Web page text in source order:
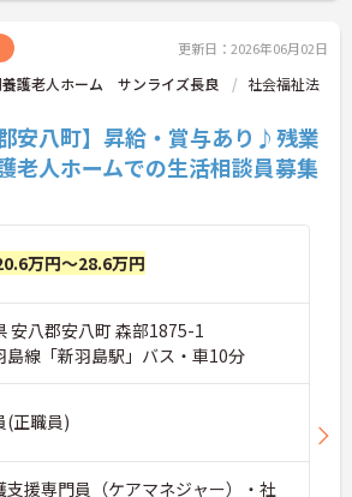
更新日：2026年06月02日
養護老人ホーム サンライズ長良
社会福祉法
安八町】昇給・賞与あり♪残業
老人ホームでの生活相談員募集
万円～28.6万円
安八郡安八町 森部1875-1
島線「新羽島駅」バス・車10分
(正職員)
援専門員（ケアマネジャー）・社